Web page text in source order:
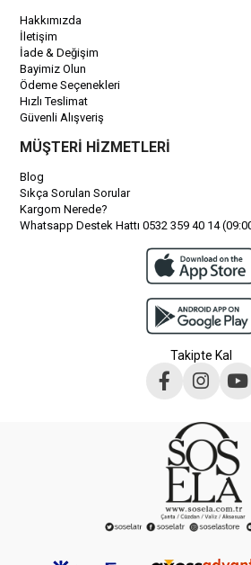
Hakkımızda
İletişim
İade & Değişim
Bayimiz Olun
Ödeme Seçenekleri
Hızlı Teslimat
Güvenli Alışveriş
MÜŞTERİ HİZMETLERİ
Blog
Sıkça Sorulan Sorular
Kargom Nerede?
Whatsapp Destek Hattı 0532 359 40 14
Takipte Kal